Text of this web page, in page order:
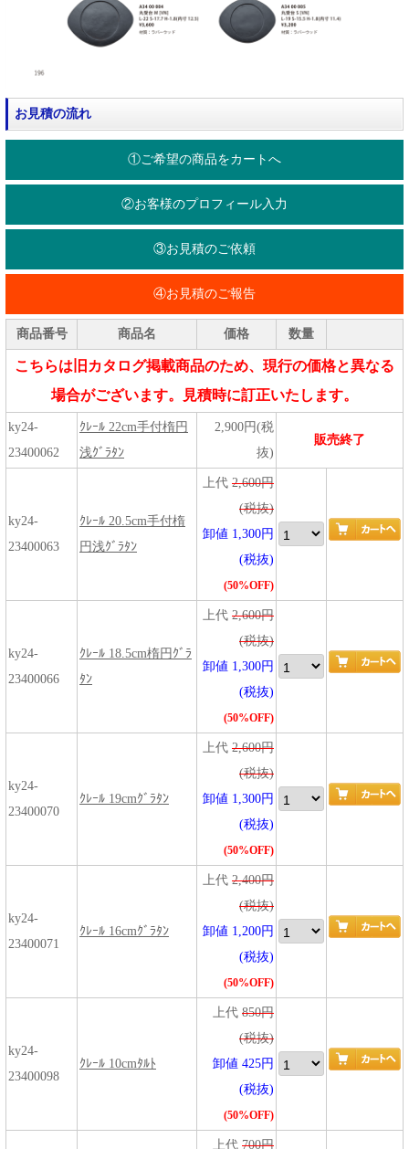
お見積の流れ
①ご希望の商品をカートへ
②お客様のプロフィール入力
③お見積のご依頼
④お見積のご報告
商品番号 商品名 価格 数量
こちらは旧カタログ掲載商品のため、現行の価格と異なる
場合がございます。見積時に訂正いたします。
ky24-
23400062
ｸﾚｰﾙ 22cm手付楕円
浅ｸﾞﾗﾀﾝ
2,900円(税
抜)
販売終了
ky24-
23400063
ｸﾚｰﾙ 20.5cm手付楕
円浅ｸﾞﾗﾀﾝ
上代 2,600円
(税抜)
卸値 1,300円
(税抜)
(50%OFF)
ky24-
23400066
ｸﾚｰﾙ 18.5cm楕円ｸﾞﾗ
ﾀﾝ
上代 2,600円
(税抜)
卸値 1,300円
(税抜)
(50%OFF)
ky24-
23400070
ｸﾚｰﾙ 19cmｸﾞﾗﾀﾝ
上代 2,600円
(税抜)
卸値 1,300円
(税抜)
(50%OFF)
ky24-
23400071
ｸﾚｰﾙ 16cmｸﾞﾗﾀﾝ
上代 2,400円
(税抜)
卸値 1,200円
(税抜)
(50%OFF)
ky24-
23400098
ｸﾚｰﾙ 10cmﾀﾙﾄ
上代 850円
(税抜)
卸値 425円
(税抜)
(50%OFF)
上代 700円